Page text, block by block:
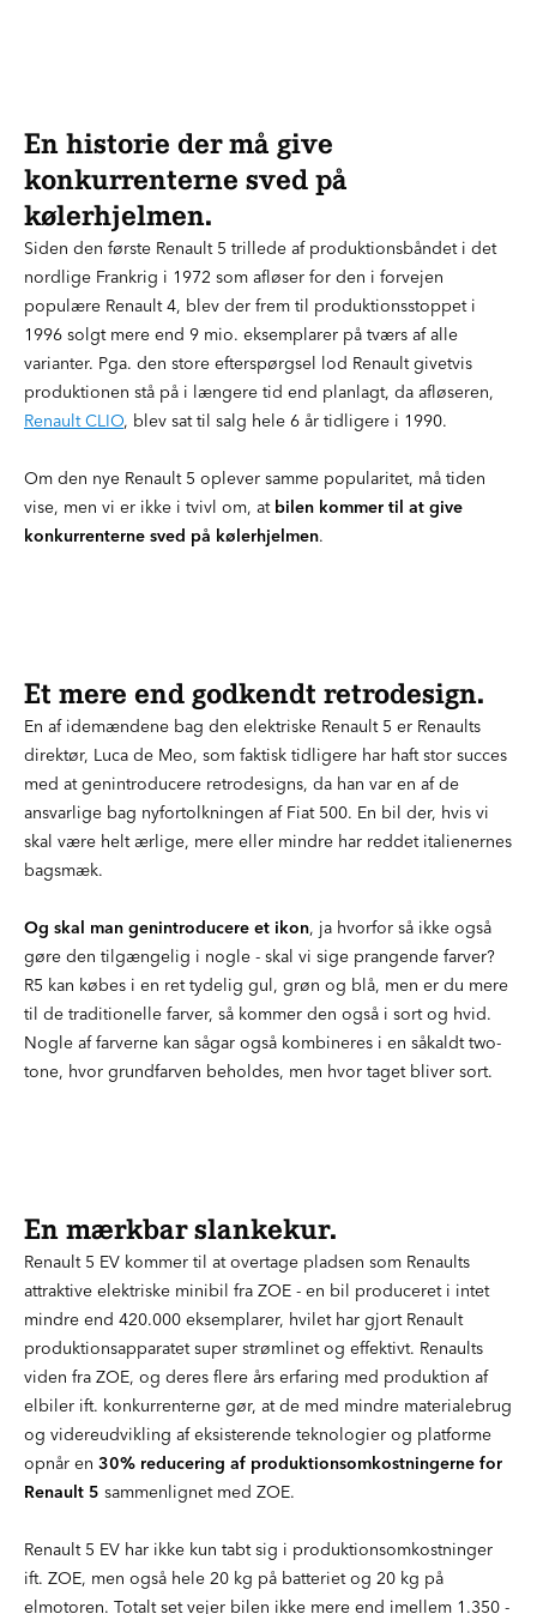
En historie der må give
konkurrenterne sved på
kølerhjelmen.
Siden den første Renault 5 trillede af produktionsbåndet i det
nordlige Frankrig i 1972 som afløser for den i forvejen
populære Renault 4, blev der frem til produktionsstoppet i
1996 solgt mere end 9 mio. eksemplarer på tværs af alle
varianter. Pga. den store efterspørgsel lod Renault givetvis
produktionen stå på i længere tid end planlagt, da afløseren,
Renault CLIO, blev sat til salg hele 6 år tidligere i 1990.
Om den nye Renault 5 oplever samme popularitet, må tiden
vise, men vi er ikke i tvivl om, at bilen kommer til at give
konkurrenterne sved på kølerhjelmen.
Et mere end godkendt retrodesign.
En af idemændene bag den elektriske Renault 5 er Renaults
direktør, Luca de Meo, som faktisk tidligere har haft stor succes
med at genintroducere retrodesigns, da han var en af de
ansvarlige bag nyfortolkningen af Fiat 500. En bil der, hvis vi
skal være helt ærlige, mere eller mindre har reddet italienernes
bagsmæk.
Og skal man genintroducere et ikon, ja hvorfor så ikke også
gøre den tilgængelig i nogle - skal vi sige prangende farver?
R5 kan købes i en ret tydelig gul, grøn og blå, men er du mere
til de traditionelle farver, så kommer den også i sort og hvid.
Nogle af farverne kan sågar også kombineres i en såkaldt two-
tone, hvor grundfarven beholdes, men hvor taget bliver sort.
En mærkbar slankekur.
Renault 5 EV kommer til at overtage pladsen som Renaults
attraktive elektriske minibil fra ZOE - en bil produceret i intet
mindre end 420.000 eksemplarer, hvilet har gjort Renault
produktionsapparatet super strømlinet og effektivt. Renaults
viden fra ZOE, og deres flere års erfaring med produktion af
elbiler ift. konkurrenterne gør, at de med mindre materialebrug
og videreudvikling af eksisterende teknologier og platforme
opnår en 30% reducering af produktionsomkostningerne for
Renault 5 sammenlignet med ZOE.
Renault 5 EV har ikke kun tabt sig i produktionsomkostninger
ift. ZOE, men også hele 20 kg på batteriet og 20 kg på
elmotoren. Totalt set vejer bilen ikke mere end imellem 1.350 -